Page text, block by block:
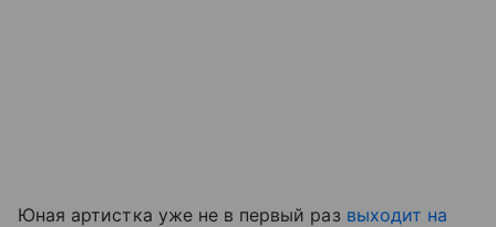
Юная артистка уже не в первый раз выходит на